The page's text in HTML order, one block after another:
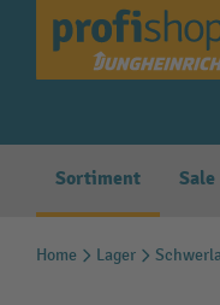
Zur
Sortiment Sale
Home Lager